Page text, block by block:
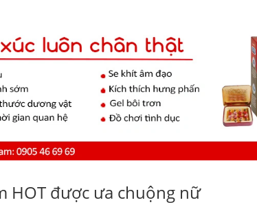
HOT được ưa chuộng nữ